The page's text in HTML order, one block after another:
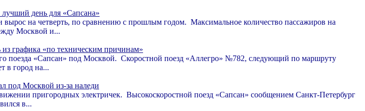
день для «Сапсана»
на четверть, по сравнению с прошлым годом. Максимальное количество пассажиров на
Москвой и...
графика «по техническим причинам»
поезда «Сапсан» под Москвой. Скоростной поезд «Аллегро» №782, следующий по маршруту
в город на...
под Москвой из-за наледи
пригородных электричек. Высокоскоростной поезд «Сапсан» сообщением Санкт-Петербург
в...